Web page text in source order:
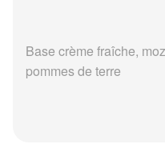
Base crème fraîche,
pommes de terre